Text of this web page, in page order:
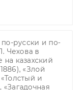
русски и по-
Чехова в
казахский
«Злой
и
«Загадочная